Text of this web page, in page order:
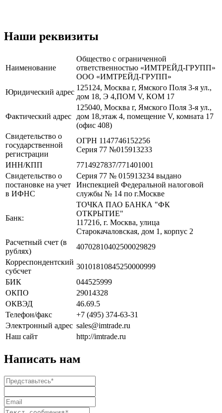
Наши реквизиты
Наименование
Общество с ограниченной
ответственностью «ИМТРЕЙД-ГРУПП»
ООО «ИМТРЕЙД-ГРУПП»
Юридический адрес
125124, Москва г, Ямского Поля 3-я ул.,
дом 18, Э 4,ПОМ V, КОМ 17
Фактический адрес
125040, Москва г, Ямского Поля 3-я ул.,
дом 18,этаж 4, помещение V, комната 17
(офис 408)
Свидетельство о
государственной
регистрации
ОГРН 1147746152256
Серия 77 №015913233
ИНН/КПП
7714927837/771401001
Свидетельство о
постановке на учет
в ИФНС
Серия 77 № 015913234 выдано
Инспекцией Федеральной налоговой
службы № 14 по г.Москве
Банк:
ТОЧКА ПАО БАНКА "ФК
ОТКРЫТИЕ"
117216, г. Москва, улица
Старокачаловская, дом 1, корпус 2
Расчетный счет (в
рублях)
40702810402500029829
Корреспондентский
субсчет
30101810845250000999
БИК
044525999
ОКПО
29014328
ОКВЭД
46.69.5
Телефон/факс
+7 (495) 374-63-31
Электронный адрес sales@imtrade.ru
Наш сайт
http://imtrade.ru
Написать нам